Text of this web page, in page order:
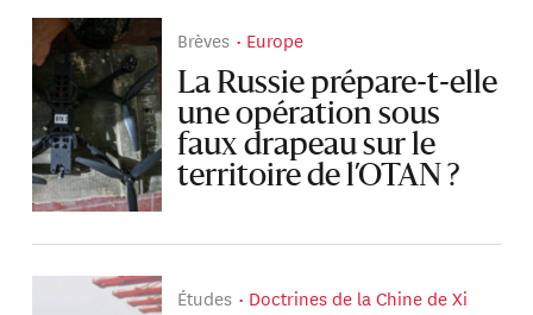
Brèves Europe
La Russie prépare-t-elle
une opération sous
faux drapeau sur le
territoire de l’OTAN ?
Études
Doctrines de la Chine de Xi